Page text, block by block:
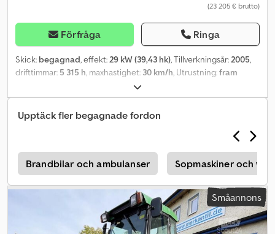
(23 205 € brutto)
Förfråga Ringa
Skick: begagnad, effekt:29 kW (39,43 hk), Tillverkningsår:2005,
drifttimmar: 5 315 h, maxhastighet: 30 km/h, Utrustning:fram
, Drifttimmar: 5315_____Kommunaltraktor Kubota
enligt bilder inklusive mulchklippare, sopborste och armklippare.
Tillverkningsår 2005, drifttimmar 5315. Lagringsplats: Kund.
Dkjdpsym Ik Aofx Aphsr
Upptäck fler begagnade fordon
Brandbilar och ambulanser Sopmaskiner och
Småannons